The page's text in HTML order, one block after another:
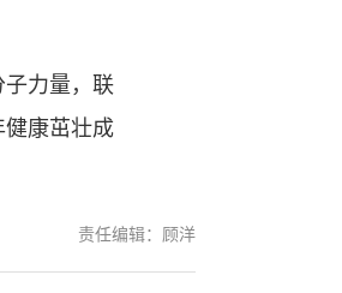
力量，联
康茁壮成
责任编辑：顾洋